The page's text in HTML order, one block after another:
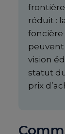
frontière
réduit :
foncière
peuvent
vision
statut
prix